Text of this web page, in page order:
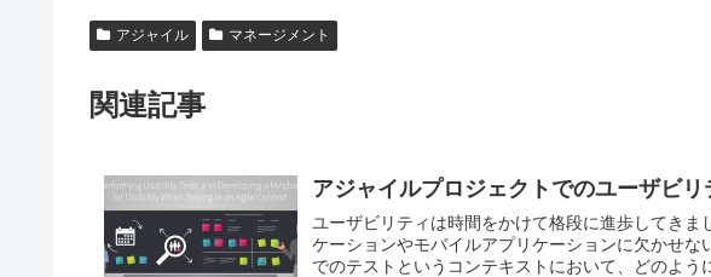
アジャイル マネージメント
関連記事
アジャイルプロジェクトでのユーザビ
ユーザビリティは時間をかけて格段に進歩してき
ケーションやモバイルアプリケーションに欠かせ
でのテストというコンテキストにおいて、どのよう